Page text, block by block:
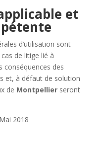
et
d’utilisation sont
de litige lié à
conséquences des
et, à défaut de solution
de Montpellierseront
2018